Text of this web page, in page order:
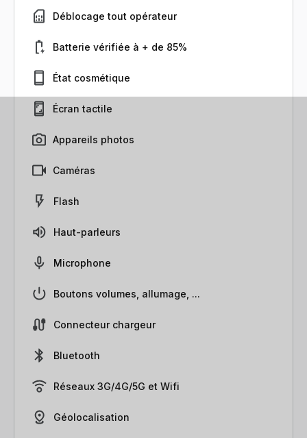
Déblocage tout opérateur
Batterie vérifiée à + de 85%
État cosmétique
Écran tactile
Appareils photos
Caméras
Flash
Haut-parleurs
Microphone
Boutons volumes, allumage, ...
Connecteur chargeur
Bluetooth
Réseaux 3G/4G/5G et Wifi
Géolocalisation